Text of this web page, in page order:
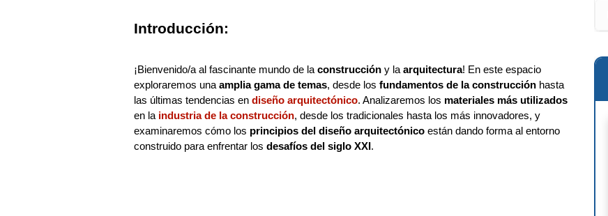
Introducción:
¡Bienvenido/a al fascinante mundo de la construcción y la arquitectura! En este espacio
exploraremos una amplia gama de temas, desde los fundamentos de la construcción hasta
las últimas tendencias en diseño arquitectónico. Analizaremos los materiales más utilizados
en la industria de la construcción, desde los tradicionales hasta los más innovadores, y
examinaremos cómo los principios del diseño arquitectónico están dando forma al entorno
construido para enfrentar los desafíos del siglo XXI.